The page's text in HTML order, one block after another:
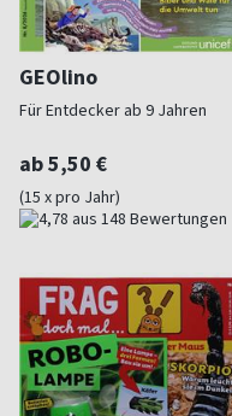
GEOlino
Für Entdecker ab 9 Jahren
ab 5,50 €
(15 x pro Jahr)